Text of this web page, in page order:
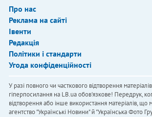
Про нас
Реклама на сайті
Івенти
Редакція
Політики і стандарти
Угода конфіденційності
У разі повного чи часткового відтворення
гіперпосилання на LB.ua обов'язкове! Передрук,
відтворення або інше використання матеріалів, що
агентство "Українськi Новини" й "Українська Фото